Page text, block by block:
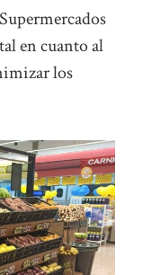
en cuanto al
los